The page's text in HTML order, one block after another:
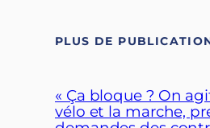
PLUS DE
« Ça bloque ? On
vélo et la marche,